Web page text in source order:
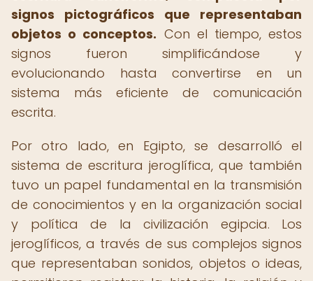
signos pictográficos que representaban
objetos o conceptos. Con el tiempo, estos
signos fueron simplificándose y
evolucionando hasta convertirse en un
sistema más eficiente de comunicación
escrita.
Por otro lado, en Egipto, se desarrolló el
sistema de escritura jeroglífica, que también
tuvo un papel fundamental en la transmisión
de conocimientos y en la organización social
y política de la civilización egipcia. Los
jeroglíficos, a través de sus complejos signos
que representaban sonidos, objetos o ideas,